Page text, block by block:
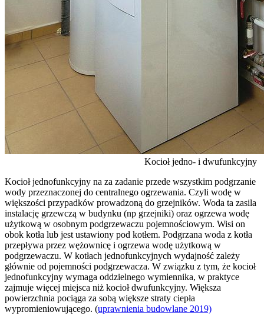
Kocioł jedno- i dwufunkcyjny
Kocioł jednofunkcyjny na za zadanie przede wszystkim podgrzanie
wody przeznaczonej do centralnego ogrzewania. Czyli wodę w
większości przypadków prowadzoną do grzejników. Woda ta zasila
instalację grzewczą w budynku (np grzejniki) oraz ogrzewa wodę
użytkową w osobnym podgrzewaczu pojemnościowym. Wisi on
obok kotła lub jest ustawiony pod kotłem. Podgrzana woda z kotła
przepływa przez wężownicę i ogrzewa wodę użytkową w
podgrzewaczu. W kotłach jednofunkcyjnych wydajność zależy
głównie od pojemności podgrzewacza. W związku z tym, że kocioł
jednofunkcyjny wymaga oddzielnego wymiennika, w praktyce
zajmuje więcej miejsca niż kocioł dwufunkcyjny. Większa
powierzchnia pociąga za sobą większe straty ciepła
wypromieniowującego. (uprawnienia budowlane 2019)